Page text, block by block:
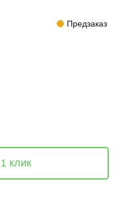
Предзаказ
клик